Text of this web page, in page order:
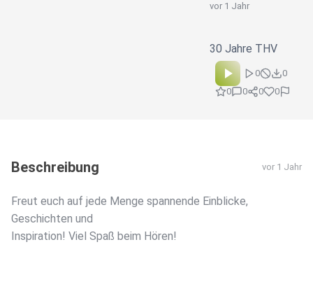
vor 1 Jahr
30 Jahre THV
0
0
0
0 0 0
Beschreibung vor 1 Jahr
Freut euch auf jede Menge spannende Einblicke,
Geschichten und
Inspiration! Viel Spaß beim Hören!